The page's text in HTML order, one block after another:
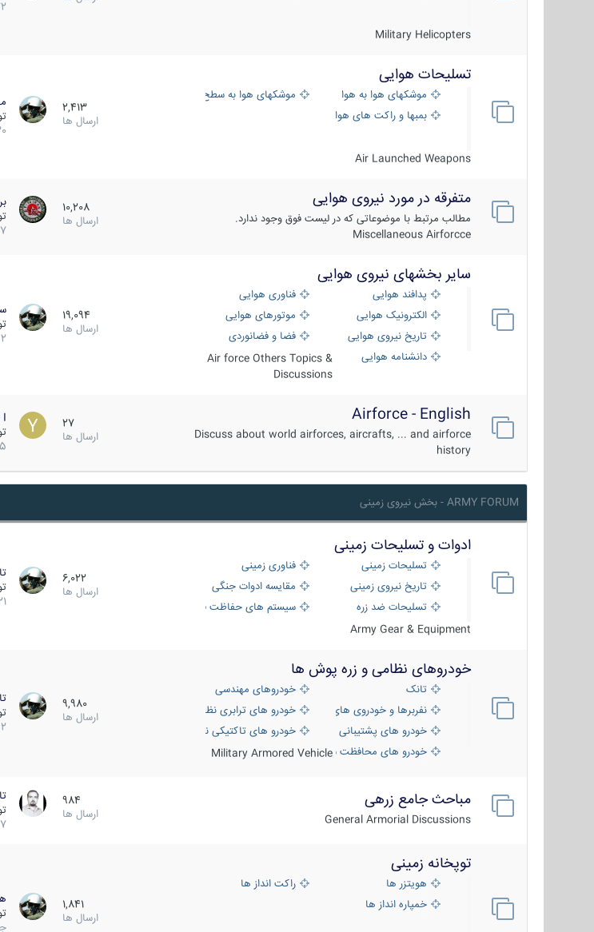
Military Helicopters
22
تسلیحات هوایی
موشکهای هوا به هوا
موشکهای هوا به سطح
بمبها و راکت های هوایی
Air Launched Weapons
2,413
ارسال ها
30
متفرقه در مورد نیروی هوایی
مطالب مرتبط با موضوعاتی که در لیست فوق وجود ندارد.
Miscellaneous Airforcce
10,208
ارسال ها
7 مرداد 1405
سایر بخشهای نیروی هوایی
پدافند هوایی
فناوری هوایی
الکترونیک هوایی
موتورهای هوایی
تاریخ نیروی هوایی
فضا و فضانوردی
دانشنامه هوایی
Air force Others Topics &
Discussions
19,094
ارسال ها
2 مرداد 1405
Airforce - English
Discuss about world airforces, aircrafts, ... and airforce
history
27
ارسال ها
15
ARMY FORUM - بخش نیروی زمینی
ادوات و تسلیحات زمینی
تسلیحات زمینی
فناوری زمینی
تاریخ نیروی زمینی
مقایسه ادوات جنگی
تسلیحات ضد زره
سیستم های حفاظت فعال
Army Gear & Equipment
6,022
ارسال ها
21
خودروهای نظامی و زره پوش ها
تانک
خودروهای مهندسی
نفربرها و خودروی های رزمی پیاده نظامخودرو های ترابری نظامی
خودرو های پشتیبانی آتش ، شناسایی و ضد تانک
خودرو های تاکتیکی نظامی
خودرو های محافظت شدهMilitary Armored Vehicle
9,980
ارسال ها
2 مرداد 1405
مباحث جامع زرهی
General Armorial Discussions
984
ارسال ها
7 آذر 1404
توپخانه زمینی
هویتزر ها
راکت انداز ها
خمپاره انداز ها
1,841
ارسال ها